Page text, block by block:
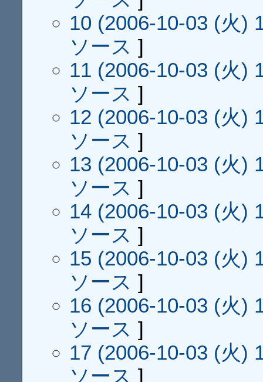
10 (2006-10-03 (火)
ソース ]
11 (2006-10-03 (火)
ソース ]
12 (2006-10-03 (火)
ソース ]
13 (2006-10-03 (火)
ソース ]
14 (2006-10-03 (火)
ソース ]
15 (2006-10-03 (火)
ソース ]
16 (2006-10-03 (火)
ソース ]
17 (2006-10-03 (火)
ソース ]